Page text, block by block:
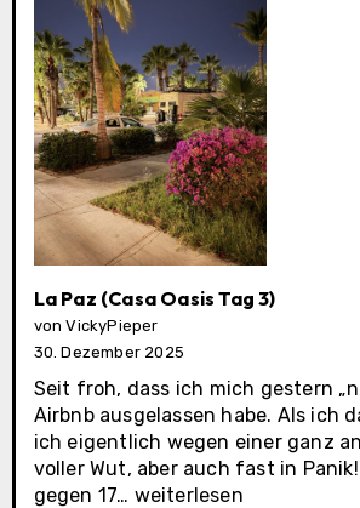
4)
La Paz (Casa Oasis Tag 3)
von VickyPieper
30. Dezember 2025
Seit froh, dass ich mich gestern
Airbnb ausgelassen habe. Als ich
ich eigentlich wegen einer ganz
voller Wut, aber auch fast in
gegen 17… La
weiterlesen